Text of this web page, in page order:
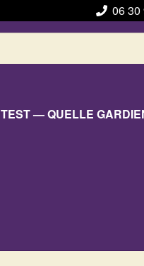
06 30
TEST — QUELLE